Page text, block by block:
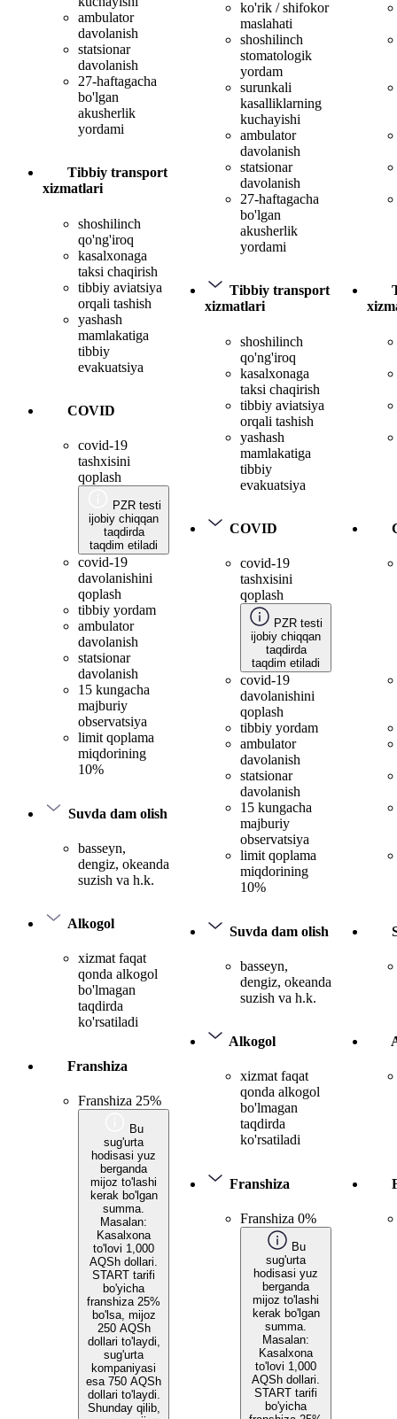
ambulator
davolanish
statsionar
davolanish
27-haftagacha
bo'lgan
akusherlik
yordami
Tibbiy transport
xizmatlari
shoshilinch
qo'ng'iroq
kasalxonaga
taksi chaqirish
tibbiy aviatsiya
orqali tashish
yashash
mamlakatiga
tibbiy
evakuatsiya
COVID
covid-19
tashxisini
qoplash
PZR testi
ijobiy chiqqan
taqdirda
taqdim etiladi
covid-19
davolanishini
qoplash
tibbiy yordam
ambulator
davolanish
statsionar
davolanish
15 kungacha
majburiy
observatsiya
limit qoplama
miqdorining
10%
Suvda dam olish
basseyn,
dengiz, okeanda
suzish va h.k.
Alkogol
xizmat faqat
qonda alkogol
bo'lmagan
taqdirda
ko'rsatiladi
Franshiza
Franshiza 25%
Bu
sug'urta
hodisasi yuz
berganda
mijoz to'lashi
kerak bo'lgan
summa.
Masalan:
Kasalxona
to'lovi 1,000
AQSh dollari.
START tarifi
bo'yicha
franshiza 25%
bo'lsa, mijoz
250 AQSh
dollari to'laydi,
sug'urta
kompaniyasi
esa 750 AQSh
dollari to'laydi.
Shunday qilib,
ko'rik / shifokor
maslahati
shoshilinch
stomatologik
yordam
surunkali
kasalliklarning
kuchayishi
ambulator
davolanish
statsionar
davolanish
27-haftagacha
bo'lgan
akusherlik
yordami
Tibbiy transport
xizmatlari
shoshilinch
qo'ng'iroq
kasalxonaga
taksi chaqirish
tibbiy aviatsiya
orqali tashish
yashash
mamlakatiga
tibbiy
evakuatsiya
COVID
covid-19
tashxisini
qoplash
PZR testi
ijobiy chiqqan
taqdirda
taqdim etiladi
covid-19
davolanishini
qoplash
tibbiy yordam
ambulator
davolanish
statsionar
davolanish
15 kungacha
majburiy
observatsiya
limit qoplama
miqdorining
10%
Suvda dam olish
basseyn,
dengiz, okeanda
suzish va h.k.
Alkogol
xizmat faqat
qonda alkogol
bo'lmagan
taqdirda
ko'rsatiladi
Franshiza
Franshiza 0%
Bu
sug'urta
hodisasi yuz
berganda
mijoz to'lashi
kerak bo'lgan
summa.
Masalan:
Kasalxona
to'lovi 1,000
AQSh dollari.
START tarifi
bo'yicha